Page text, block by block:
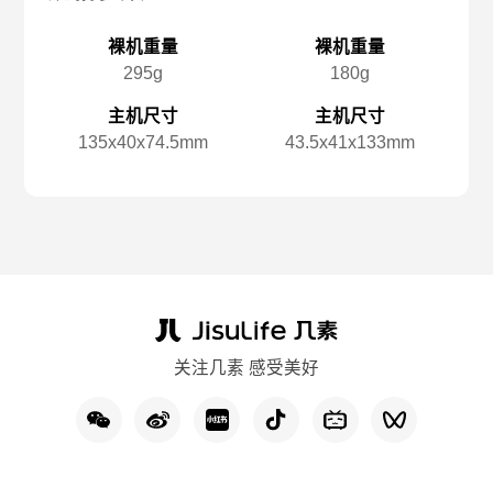
裸机重量
295g
主机尺寸
135x️40x️74.5mm
裸机重量
180g
主机尺寸
43.5x️41x️133mm
关注几素 感受美好